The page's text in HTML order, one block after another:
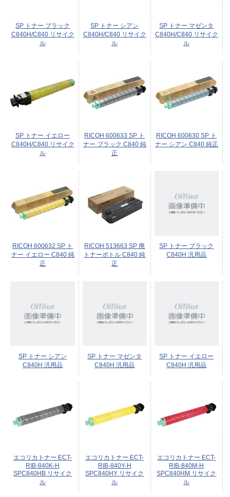
SP トナー ブラック
C840H/C840 リサイク
ル
SP トナー シアン
C840H/C840 リサイク
ル
SP トナー マゼンタ
C840H/C840 リサイク
ル
SP トナー イエロー
C840H/C840 リサイク
ル
RICOH 600633 SP ト
ナー ブラック C840 純
正
RICOH 600630 SP ト
ナー シアン C840 純正
RICOH 600632 SP ト
ナー イエロー C840 純
正
RICOH 513663 SP 廃
トナーボトル C840 純
正
SP トナー ブラック
C840H 汎用品
SP トナー シアン
C840H 汎用品
SP トナー マゼンタ
C840H 汎用品
SP トナー イエロー
C840H 汎用品
エコリカトナー ECT-
RIB-840K-H
SPC840HB リサイク
ル
エコリカトナー ECT-
RIB-840Y-H
SPC840HY リサイク
ル
エコリカトナー ECT-
RIB-840M-H
SPC840HM リサイク
ル